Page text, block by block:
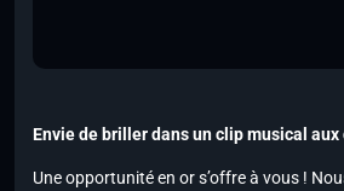
Envie de briller dans un clip musical aux
Une opportunité en or s’offre à vous !